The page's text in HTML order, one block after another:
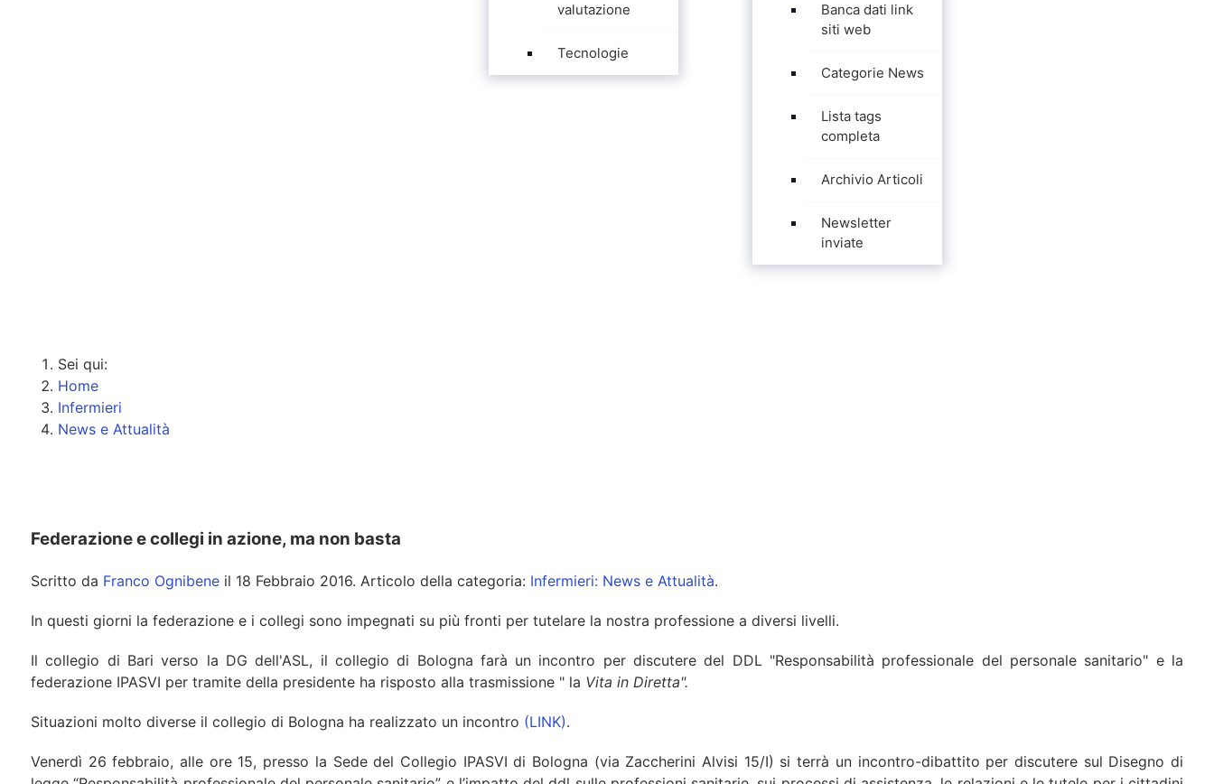
valutazione
Tecnologie
Banca dati link
siti web
Categorie News
Lista tags
completa
Archivio Articoli
Newsletter
inviate
Sei qui:
Home
Infermieri
News e Attualità
Federazione e collegi in azione, ma non basta
Scritto da Franco Ognibene il 18 Febbraio 2016. Articolo della categoria: Infermieri: News e Attualità.
In questi giorni la federazione e i collegi sono impegnati su più fronti per tutelare la nostra professione a diversi livelli.
Il collegio di Bari verso la DG dell'ASL, il collegio di Bologna farà un incontro per discutere del DDL "Responsabilità professionale del personale sanitario" e la
federazione IPASVI per tramite della presidente ha risposto alla trasmissione " la Vita in Diretta".
Situazioni molto diverse il collegio di Bologna ha realizzato un incontro (LINK).
Venerdì 26 febbraio, alle ore 15, presso la Sede del Collegio IPASVI di Bologna (via Zaccherini Alvisi 15/I) si terrà un incontro-dibattito per discutere sul Disegno di